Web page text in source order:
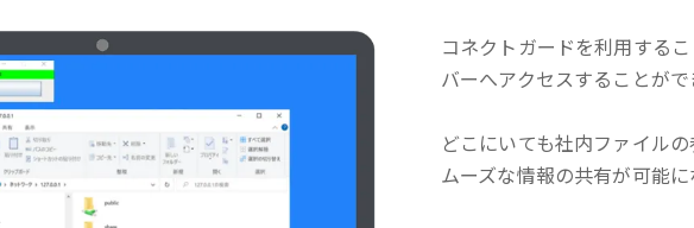
コネクトガードを利用する
バーへアクセスすることが
どこにいても社内ファイル
ムーズな情報の共有が可能